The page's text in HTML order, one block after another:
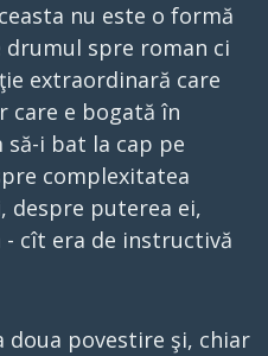
nu este o formă
spre roman ci
extraordinară care
care e bogată în
să-i bat la cap pe
complexitatea
despre puterea ei,
cît era de instructivă
doua povestire şi, chiar